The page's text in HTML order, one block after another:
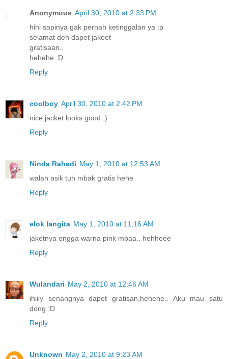
Anonymous April 30, 2010 at 2:33 PM
hihi sapinya gak pernah ketinggalan ya :p
selamat deh dapet jakeet
gratisaan..
hehehe :D
Reply
coolboy April 30, 2010 at 2:42 PM
nice jacket looks good :)
Reply
Ninda Rahadi May 1, 2010 at 12:53 AM
walah asik tuh mbak gratis hehe
Reply
elok langita May 1, 2010 at 11:16 AM
jaketnya engga warna pink mbaa.. hehheee
Reply
Wulandari May 2, 2010 at 12:46 AM
ihiiiy senangnya dapet gratisan,hehehe.. Aku mau satu
dong :D
Reply
Unknown May 2, 2010 at 9:23 AM